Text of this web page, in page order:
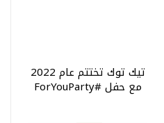
تيك توك تختتم عام 2022
مع حفل #ForYouParty